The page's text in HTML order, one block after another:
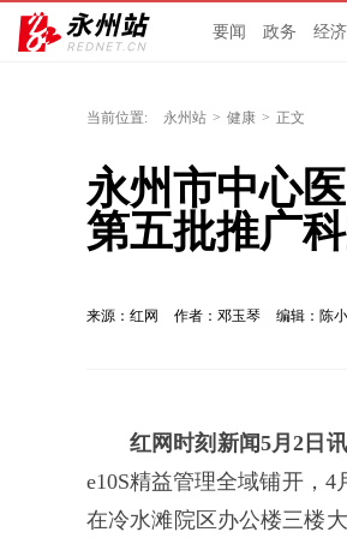
要闻 政务 经济
当前位置: 永州站 > 健康 > 正文
永州市中心
第五批推广
来源：红网 作者：邓玉琴 编辑：陈
红网时刻新闻5月2日讯
e10S精益管理全域铺开，
在冷水滩院区办公楼三楼